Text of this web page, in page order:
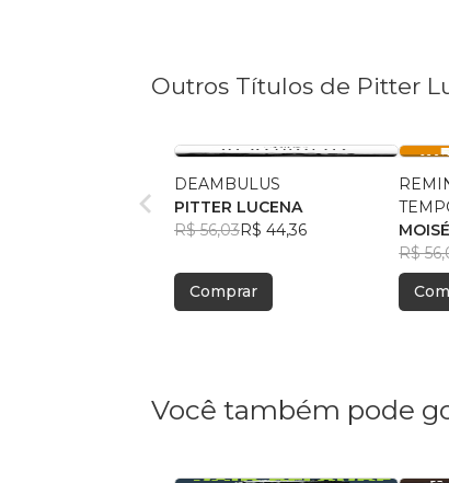
Outros Títulos de Pitter
DEAMBULUS
PITTER LUCENA
R$ 56,03R$ 44,36
Comprar
R$
Você também pode